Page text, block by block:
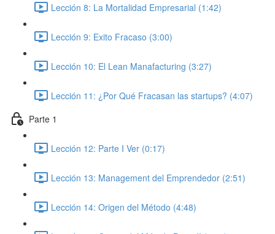
Lección 8: La Mortalidad Empresarial (1:42)
Lección 9: Exito Fracaso (3:00)
Lección 10: El Lean Manafacturing (3:27)
Lección 11: ¿Por Qué Fracasan las startups? (4:07)
Parte 1
Lección 12: Parte I Ver (0:17)
Lección 13: Management del Emprendedor (2:51)
Lección 14: Origen del Método (4:48)